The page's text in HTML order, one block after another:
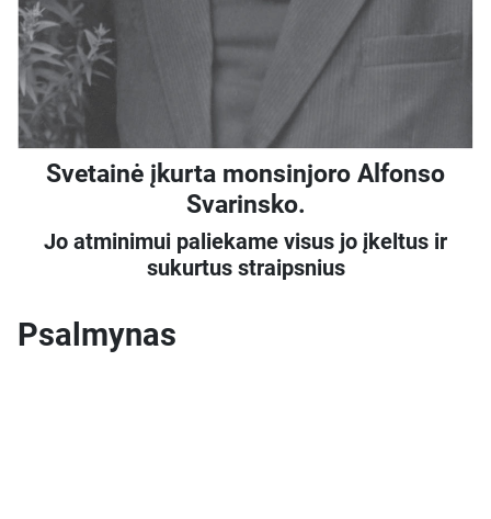
Svetainė įkurta monsinjoro Alfonso
Svarinsko.
Jo atminimui paliekame visus jo įkeltus ir
sukurtus straipsnius
Psalmynas